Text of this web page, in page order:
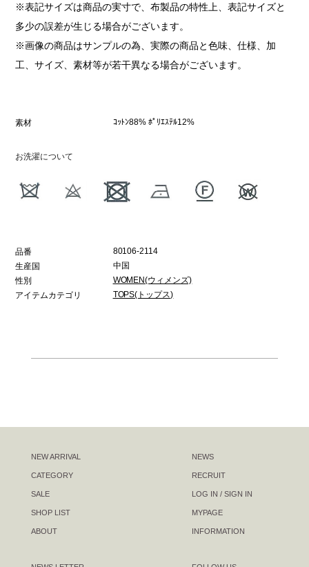
※表記サイズは商品の実寸で、布製品の特性上、表記サイズと
多少の誤差が生じる場合がございます。
※画像の商品はサンプルの為、実際の商品と色味、仕様、加
工、サイズ、素材等が若干異なる場合がございます。
素材 ｺｯﾄﾝ88% ﾎﾟﾘｴｽﾃﾙ12%
お洗濯について
品番
80106-2114
生産国
中国
性別
WOMEN(ウィメンズ)
アイテムカテゴリ
TOPS(トップス)
NEW ARRIVAL
CATEGORY
SALE
SHOP LIST
ABOUT
NEWS
RECRUIT
LOG IN / SIGN IN
MYPAGE
INFORMATION